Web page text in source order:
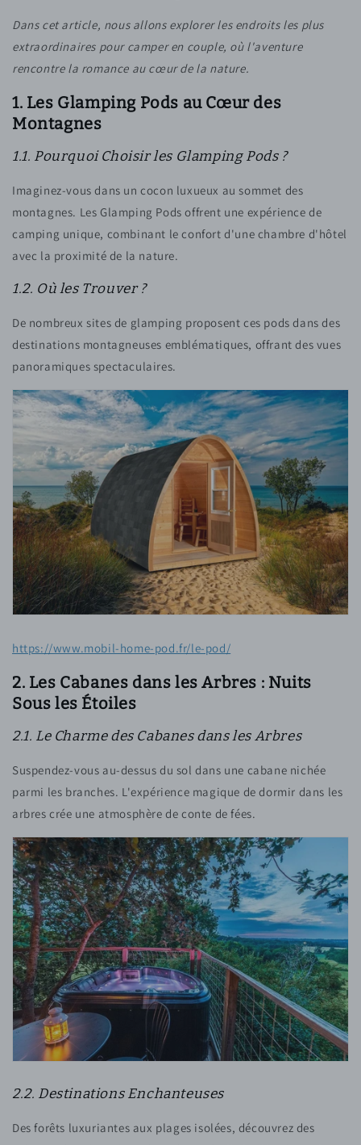
Dans cet article, nous allons explorer les endroits les plus
extraordinaires pour camper en couple, où l'aventure
rencontre la romance au cœur de la nature.
1. Les Glamping Pods au Cœur des
Montagnes
1.1. Pourquoi Choisir les Glamping Pods ?
Imaginez-vous dans un cocon luxueux au sommet des
montagnes. Les Glamping Pods offrent une expérience de
camping unique, combinant le confort d'une chambre d'hôtel
avec la proximité de la nature.
1.2. Où les Trouver ?
De nombreux sites de glamping proposent ces pods dans des
destinations montagneuses emblématiques, offrant des vues
panoramiques spectaculaires.
https://www.mobil-home-pod.fr/le-pod/
2. Les Cabanes dans les Arbres : Nuits
Sous les Étoiles
2.1. Le Charme des Cabanes dans les Arbres
Suspendez-vous au-dessus du sol dans une cabane nichée
parmi les branches. L'expérience magique de dormir dans les
arbres crée une atmosphère de conte de fées.
2.2. Destinations Enchanteuses
Des forêts luxuriantes aux plages isolées, découvrez des